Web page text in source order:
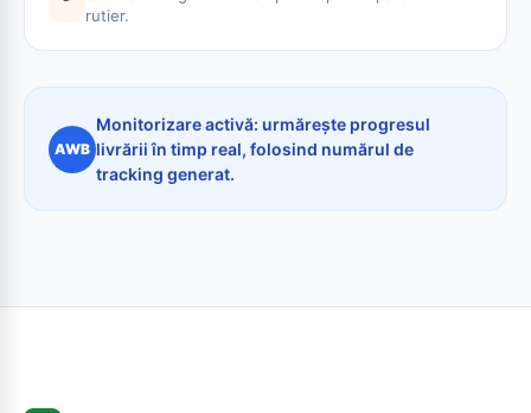
rutier.
AWB
Monitorizare activă: urmărește progresul
livrării în timp real, folosind numărul de
tracking generat.